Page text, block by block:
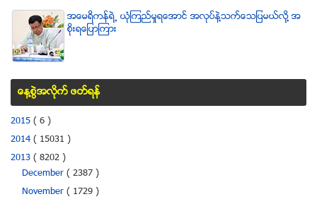
အေမရိကန္ရဲ႕ ယံုၾကည္မႈရေအာင္ အလုပ္နဲ႔သက္ေသျပမယ္လုိ႔ အ
စုိးရေျပာၾကား
ေန႔စြဲအလိုက္ ဖတ္ရန္
2015 ( 6 )
2014 ( 15031 )
2013 ( 8202 )
December ( 2387 )
November ( 1729 )